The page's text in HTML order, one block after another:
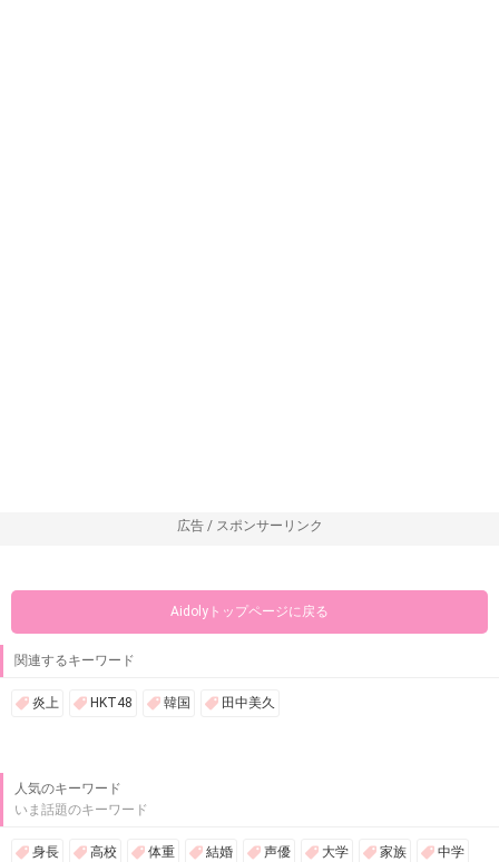
広告 / スポンサーリンク
Aidolyトップページに戻る
関連するキーワード
炎上 HKT48 韓国 田中美久
人気のキーワード
いま話題のキーワード
身長 高校 体重 結婚 声優 大学 家族 中学